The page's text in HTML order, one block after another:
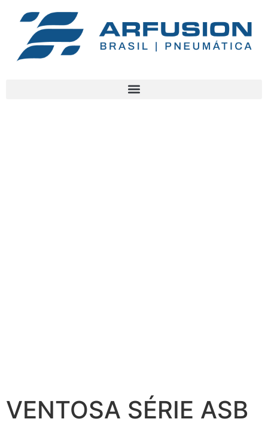
VENTOSA SÉRIE ASB